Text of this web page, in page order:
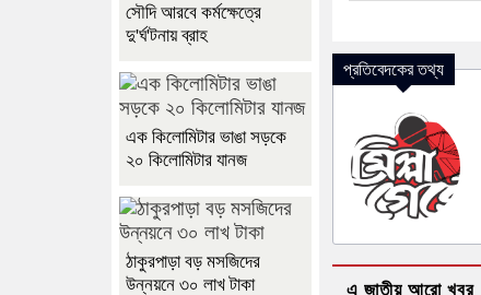
প্রতিবেদকের তথ্য
এ জাতীয় আরো খবর
সৌদি আরবে কর্মক্ষেত্রে
দু'র্ঘ'টনায় ব্রাহ
এক কিলোমিটার ভাঙা সড়কে
২০ কিলোমিটার যানজ
ঠাকুরপাড়া বড় মসজিদের
উন্নয়নে ৩০ লাখ টাকা